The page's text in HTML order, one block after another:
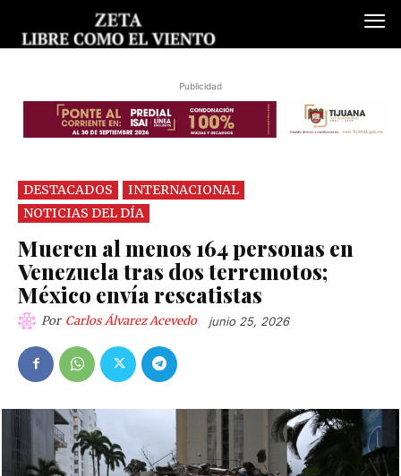
Publicidad
DESTACADOS
INTERNACIONAL
NOTICIAS DEL DÍA
Mueren al menos 164 personas en
Venezuela tras dos terremotos;
México envía rescatistas
Por Carlos Álvarez Acevedo junio 25, 2026